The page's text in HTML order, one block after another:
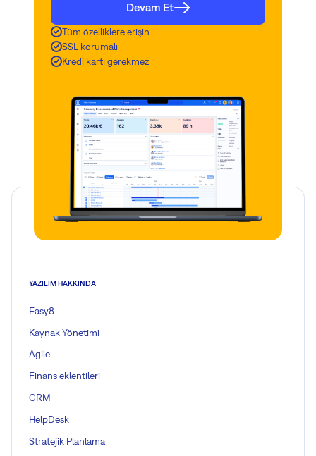
Devam Et
Tüm özelliklere erişin
SSL korumalı
Kredi kartı gerekmez
YAZILIM HAKKINDA
Easy8
Kaynak Yönetimi
Agile
Finans eklentileri
CRM
HelpDesk
Stratejik Planlama